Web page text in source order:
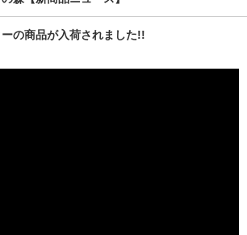
の商品が入荷されました!!